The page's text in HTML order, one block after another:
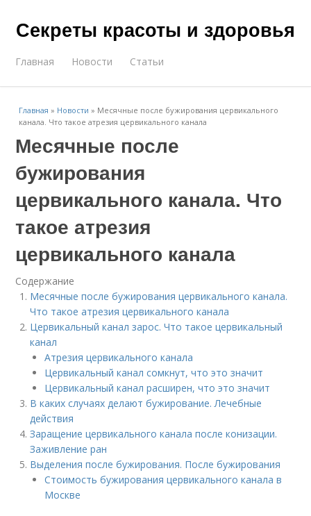
Секреты красоты и здоровья
Главная Новости Статьи
Главная » Новости » Месячные после бужирования цервикального
канала. Что такое атрезия цервикального канала
Месячные после
бужирования
цервикального канала. Что
такое атрезия
цервикального канала
Содержание
Месячные после бужирования цервикального канала.
Что такое атрезия цервикального канала
Цервикальный канал зарос. Что такое цервикальный
канал
Атрезия цервикального канала
Цервикальный канал сомкнут, что это значит
Цервикальный канал расширен, что это значит
В каких случаях делают бужирование. Лечебные
действия
Заращение цервикального канала после конизации.
Заживление ран
Выделения после бужирования. После бужирования
Стоимость бужирования цервикального канала в
Москве